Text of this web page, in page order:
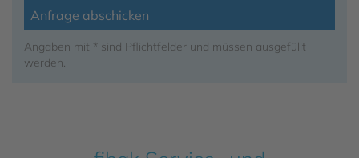
Angaben mit * sind Pflichtfelder und müssen ausgefüllt
werden.